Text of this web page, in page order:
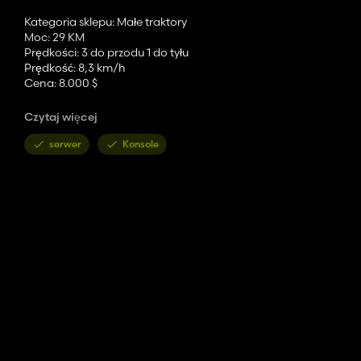
Kategoria sklepu: Małe traktory
Moc: 29 KM
Prędkości: 3 do przodu 1 do tyłu
Prędkość: 8,3 km/h
Cena: 8.000 $
Konfiguracje:
Opcje kół (Mitas, Trelleborg, felgi stalowe)
Czytaj więcej
serwer Konsole